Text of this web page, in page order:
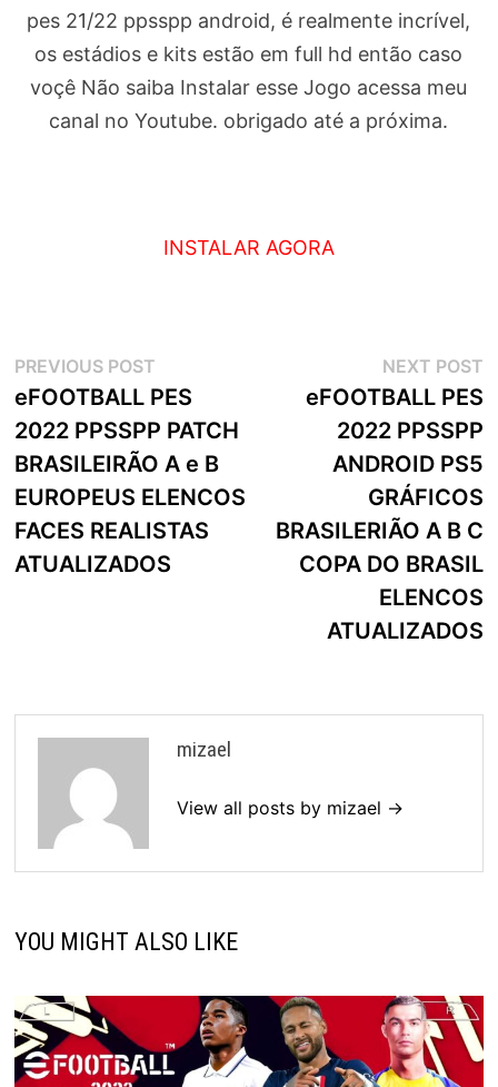
pes 21/22 ppsspp android, é realmente incrível,
os estádios e kits estão em full hd então caso
voçê Não saiba Instalar esse Jogo acessa meu
canal no Youtube. obrigado até a próxima.
INSTALAR AGORA
Navegação
de
artigos
PREVIOUS POSTPrevious
post:
eFOOTBALL PES
2022 PPSSPP PATCH
BRASILEIRÃO A e B
EUROPEUS ELENCOS
FACES REALISTAS
ATUALIZADOS
NEXT POST
eFOOTBALL PES
2022 PPSSPP
ANDROID PS5
GRÁFICOS
BRASILERIÃO A B C
COPA DO BRASIL
ELENCOS
ATUALIZADOS
mizael
View all posts by mizael →
YOU MIGHT ALSO LIKE